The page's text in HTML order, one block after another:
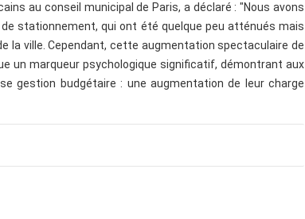
au conseil municipal de Paris, a déclaré : "Nous avons
stationnement, qui ont été quelque peu atténués mais
la ville. Cependant, cette augmentation spectaculaire de
un marqueur psychologique significatif, démontrant aux
gestion budgétaire : une augmentation de leur charge